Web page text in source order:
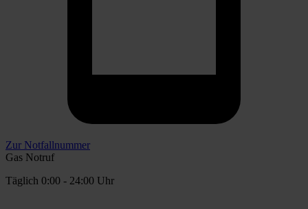
Zur Notfallnummer
Gas Notruf
Täglich 0:00 - 24:00 Uhr